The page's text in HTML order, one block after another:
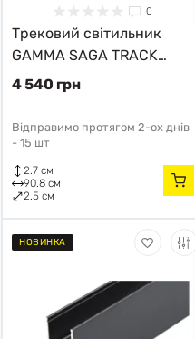
0
Трековий світильник
GAMMA SAGA TRACK
MAGNETIC AZ5305
4 540 грн
Відправимо протягом 2-ох днів
- 15 шт
2.7 см
90.8 см
2.5 см
НОВИНКА